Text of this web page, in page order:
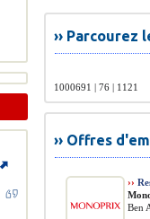
››
1000691 | 76 | 1121
›› Offres
››
Ben